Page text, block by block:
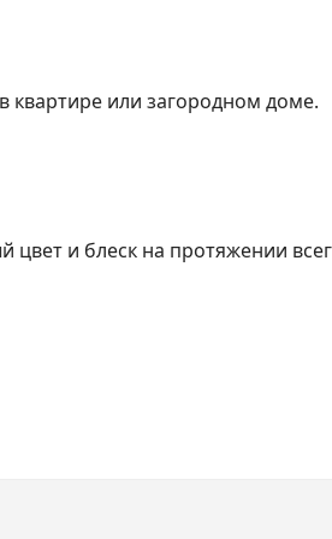
квартире или загородном доме.
и блеск на протяжении